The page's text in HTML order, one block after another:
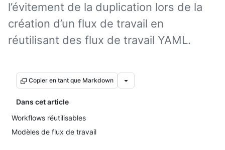
l’évitement de la duplication lors de la
création d’un flux de travail en
réutilisant des flux de travail YAML.
Copier en tant que Markdown
Dans cet article
Workflows réutilisables
Modèles de flux de travail